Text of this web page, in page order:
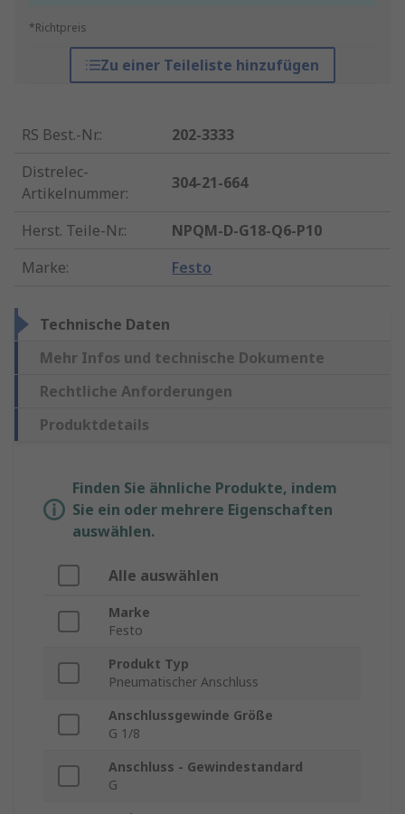
*Richtpreis
Zu einer Teileliste hinzufügen
RS Best.-Nr.:
202-3333
Distrelec-
Artikelnummer:
304-21-664
Herst. Teile-Nr.:
NPQM-D-G18-Q6-P10
Marke: Festo
Technische Daten
Mehr Infos und technische Dokumente
Rechtliche Anforderungen
Produktdetails
Finden Sie ähnliche Produkte, indem
Sie ein oder mehrere Eigenschaften
auswählen.
Alle auswählen
Marke
Festo
Produkt Typ
Pneumatischer Anschluss
Anschlussgewinde Größe
G 1/8
Anschluss - Gewindestandard
G